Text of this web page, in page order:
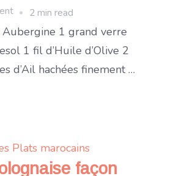
on
Za3louk
ou
caviar
marocaine
2 min read
1 grand verre
1 fil d’Huile d’Olive 2
d’Ail hachées finement …
Plats marocains
façon